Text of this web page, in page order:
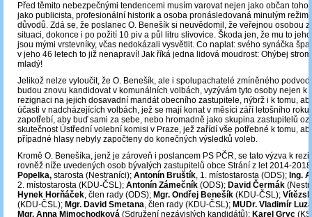
Před těmito nebezpečnými tendencemi musím varovat nejen jako občan
jako publicista, profesionální historik a osoba pronásledovaná minulým
důvodů. Zdá se, že poslanec O. Benešík si neuvědomil, že veřejnou osobou
situaci, dokonce i po požití 10 piv a půl litru slivovice. Škoda jen, že mu to
jsou mými vrstevníky, včas nedokázali vysvětlit. Co naplat: svého synáčka
v jeho 46 letech to již nenapraví! Jak říká jedna lidová moudrost: Ohýbej
mladý!
Jelikož nelze vyloučit, že O. Benešík, ale i spolupachatelé zmíněného
budou znovu kandidovat v komunálních volbách, vyzývám tyto osoby nejen k
rezignaci na jejich dosavadní mandát obecního zastupitele, nýbrž i k tomu,
účasti v nadcházejících volbách, jež se mají konat v měsíci září letošního
zapotřebí, aby buď sami za sebe, nebo hromadně jako skupina zastupitelů
skutečnost Ústřední volební komisi v Praze, jež zařídí vše potřebné k tomu,
případné hlasy nebyly započteny do konečných výsledků voleb.
Kromě O. Benešíka, jenž je zároveň i poslancem PS PČR, se tato výzva k
rovněž níže uvedených osob bývalých zastupitelů obce Strání z let 2014-
Popelka, starosta (Nestraníci); Antonín Bruštík, 1. místostarosta (ODS); Ing.
2. místostarosta (KDU-ČSL); Antonín Zámečník (ODS); David Čermák
Hynek Horňáček, člen rady (ODS); Mgr. Ondřej Benešík (KDU-ČSL);
(KDU-ČSL); Mgr. David Smetana, člen rady (KDU-ČSL); MUDr. Vladimír
Mgr. Anna Mimochodková (Sdružení nezávislých kandidátů); Karel Gryc